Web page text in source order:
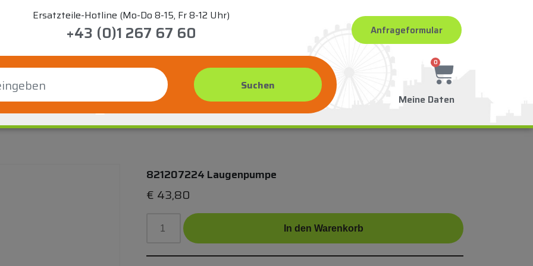
Ersatzteile-Hotline (Mo-Do 8-15, Fr 8-12 Uhr)
+43 (0)1 267 67 60 Anfrageformular
0
Meine Daten
821207224 Laugenpumpe
€ 43,80
In den Warenkorb